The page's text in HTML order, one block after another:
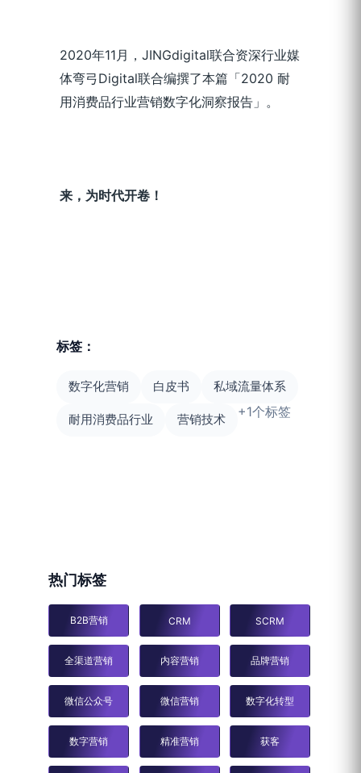
2020年11月，JINGdigital联合资深行业媒
体弯弓Digital联合编撰了本篇「2020 耐
用消费品行业营销数字化洞察报告」。
来，为时代开卷！
标签：
数字化营销 白皮书 私域流量体系
耐用消费品行业 营销技术 +1个标签
热门标签
B2B营销 CRM SCRM
全渠道营销 内容营销 品牌营销
微信公众号 微信营销 数字化转型
数字营销 精准营销 获客